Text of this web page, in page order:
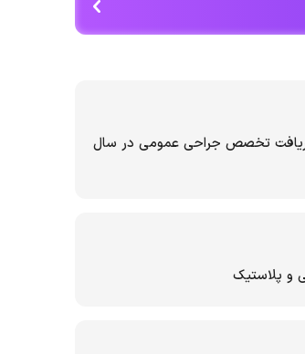
تخصص جراحی عمومی در سال
پلاستیک